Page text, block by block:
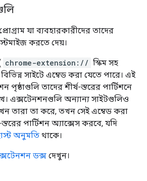
যা ব্যবহারকারীদের তাদের
করতে দেয়।
chrome-extension:// স্কিম সহ
সাইটে এম্বেড করা যেতে পারে। এই
পৃষ্ঠাগুলি তাদের শীর্ষ-স্তরের পার্টিশনে
এক্সটেনশনগুলি অন্যান্য সাইটগুলিও
তারা তা করে, তখন সেই এম্বেড করা
পার্টিশন অ্যাক্সেস করবে, যদি
অনুমতি থাকে।
ডক্স দেখুন।